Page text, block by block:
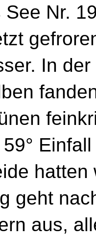
See Nr.
In
hatten
geht
aus,